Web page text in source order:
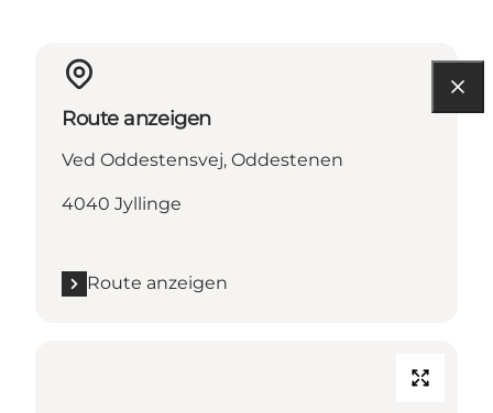
Route anzeigen
Ved Oddestensvej, Oddestenen
4040 Jyllinge
Route anzeigen